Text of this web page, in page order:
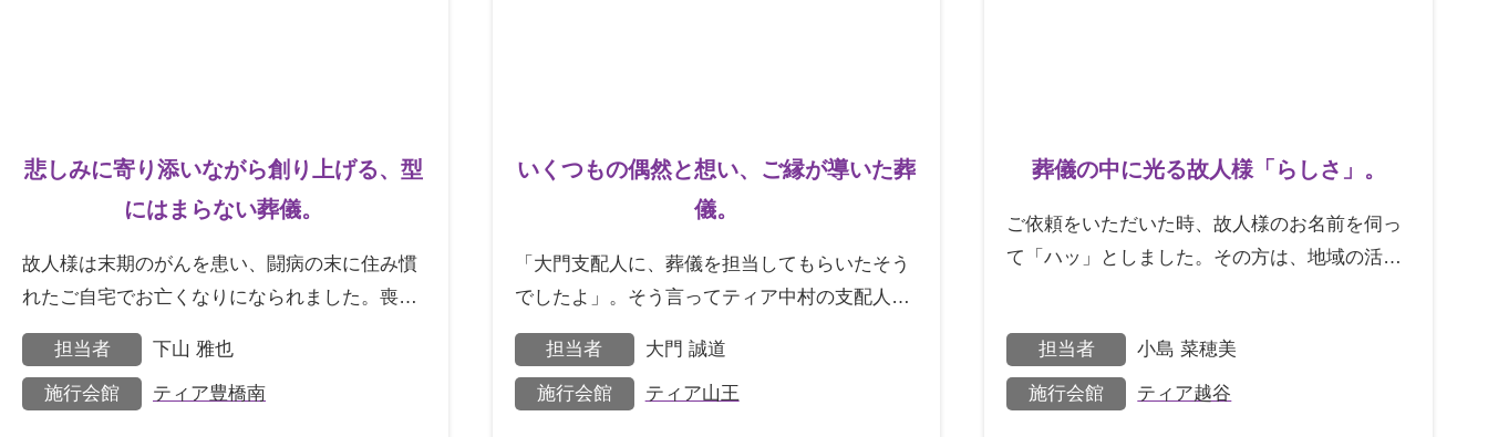
悲しみに寄り添いながら創り上げる、型
にはまらない葬儀。
故人様は末期のがんを患い、闘病の末に住み慣
れたご自宅でお亡くなりになられました。喪主
は奥様で、ご夫婦の間には息子様が2人いらっ
しゃいました。打合
担当者 下山 雅也
施行会館 ティア豊橋南
いくつもの偶然と想い、ご縁が導いた葬
儀。
「大門支配人に、葬儀を担当してもらいたそう
でしたよ」。そう言ってティア中村の支配人で
ある私に電話をかけてきたのは、以前、中村の
会館でともに勤務し
担当者 大門 誠道
施行会館 ティア山王
葬儀の中に光る故人様「らしさ」。
ご依頼をいただいた時、故人様のお名前を伺っ
て「ハッ」としました。その方は、地域の活動
担当者
小島 菜穂美
施行会館 ティア越谷